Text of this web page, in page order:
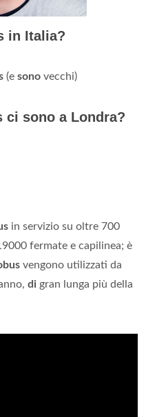
in Italia?
(e sono vecchi)
ci sono a Londra?
in servizio su oltre 700
fermate e capilinea; è
vengono utilizzati da
di gran lunga più della